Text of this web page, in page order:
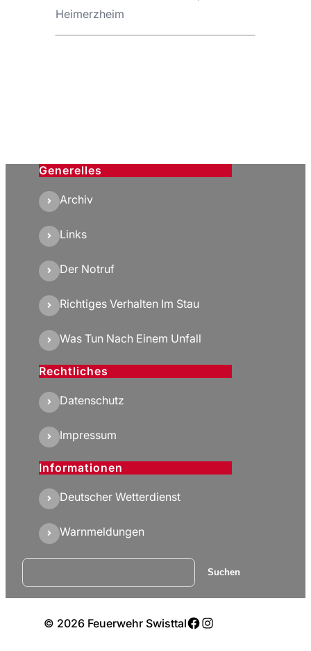
Heimerzheim
Generelles
Archiv
Links
Der Notruf
Richtiges Verhalten Im Stau
Was Tun Nach Einem Unfall
Rechtliches
Datenschutz
Impressum
Informationen
Deutscher Wetterdienst
Warnmeldungen
Suchen Suchen
© 2026 Feuerwehr SwisttalFacebook
Instagram